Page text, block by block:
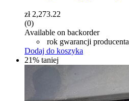
zł2,273.22
(0)
Available on backorder
rok gwarancji producenta
Dodaj do koszyka
21% taniej